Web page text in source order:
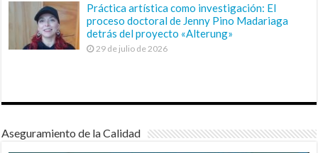
Práctica artística como investigación: El
proceso doctoral de Jenny Pino Madariaga
detrás del proyecto «Alterung»
29 de julio de 2026
Aseguramiento de la Calidad